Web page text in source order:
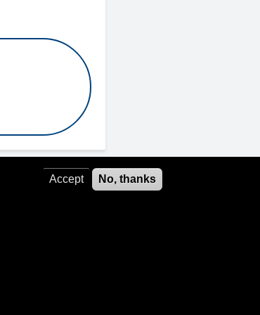
Accept No, thanks